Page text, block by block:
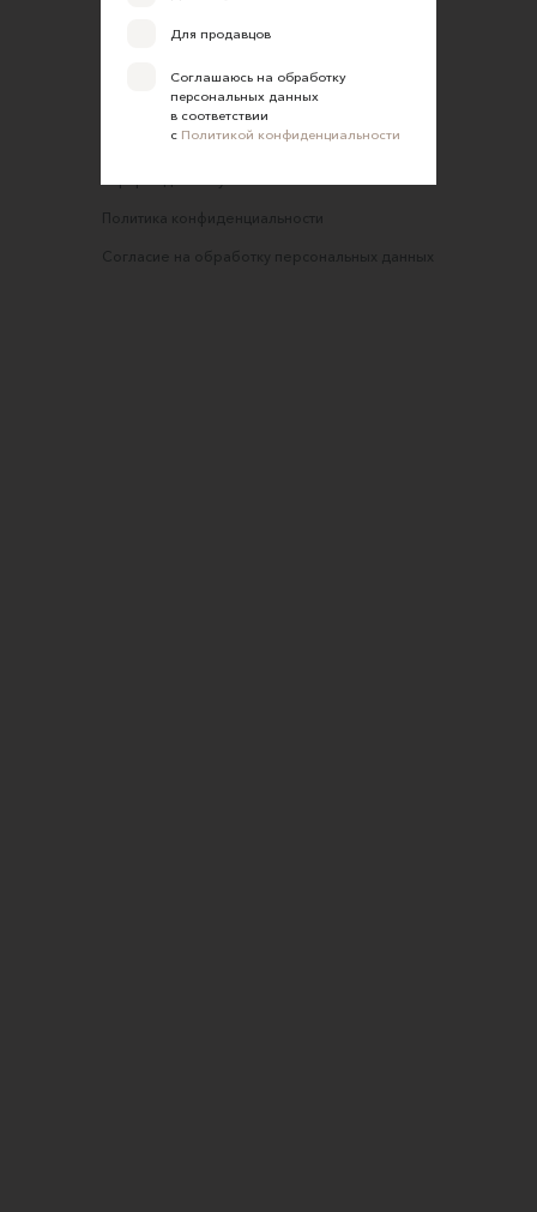
Обратная связь
Правила сайта
Оферта для продавцов
Политика конфиденциальности
Согласие на обработку персональных данных
Для продавцов
Соглашаюсь на обработку
персональных данных
в соответствии
с Политикой конфиденциальности